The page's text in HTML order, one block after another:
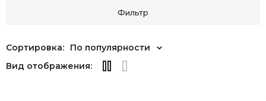
Фильтр
Сортировка:
По популярности
Вид отображения: